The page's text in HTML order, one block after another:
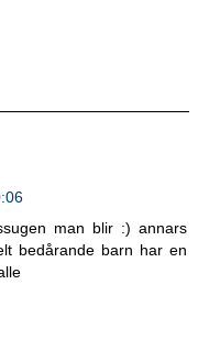
man blir :) annars
bedårande barn har en